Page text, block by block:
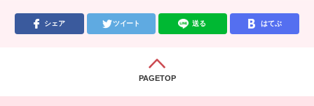
シェア ツイート 送る はてぶ
PAGETOP